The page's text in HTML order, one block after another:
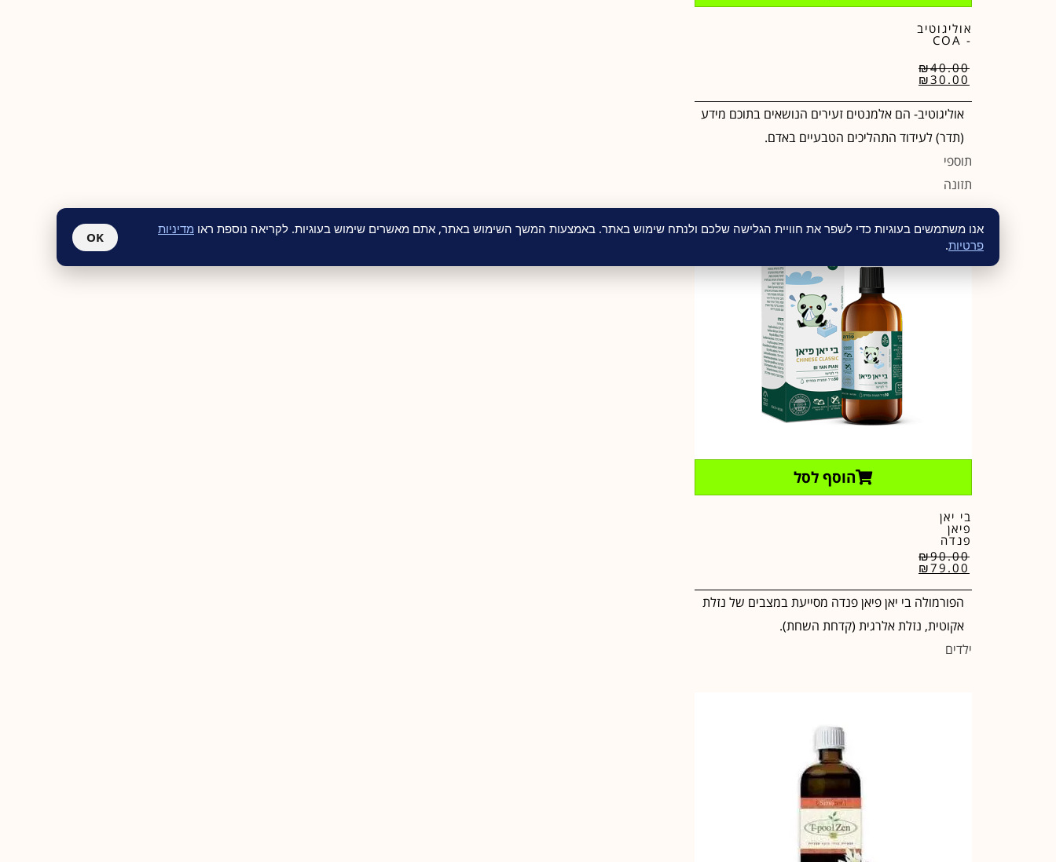
אוליגוטיב
- COA
₪40.00
₪30.00
אוליגוטיב- הם אלמנטים זעירים הנושאים בתוכם מידע
(תדר) לעידוד התהליכים הטבעיים באדם.
תוספי
תזונה
הוסף לסל
בי יאן
פיאן
פנדה
₪90.00
₪79.00
הפורמולה בי יאן פיאן פנדה מסייעת במצבים של נזלת
אקוטית, נזלת אלרגית (קדחת השחת).
ילדים
אנו משתמשים בעוגיות כדי לשפר את חוויית הגלישה שלכם ולנתח שימוש באתר. באמצעות המשך השימוש באתר, אתם מאשרים שימוש בעוגיות. לקריאה נוספת ראו מדיניות
פרטיות.
OK